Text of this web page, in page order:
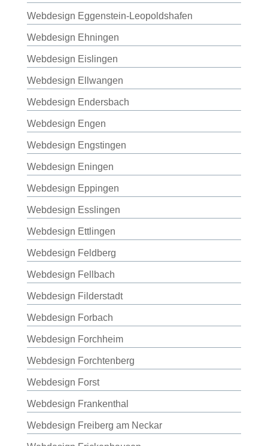
Webdesign Eggenstein-Leopoldshafen
Webdesign Ehningen
Webdesign Eislingen
Webdesign Ellwangen
Webdesign Endersbach
Webdesign Engen
Webdesign Engstingen
Webdesign Eningen
Webdesign Eppingen
Webdesign Esslingen
Webdesign Ettlingen
Webdesign Feldberg
Webdesign Fellbach
Webdesign Filderstadt
Webdesign Forbach
Webdesign Forchheim
Webdesign Forchtenberg
Webdesign Forst
Webdesign Frankenthal
Webdesign Freiberg am Neckar